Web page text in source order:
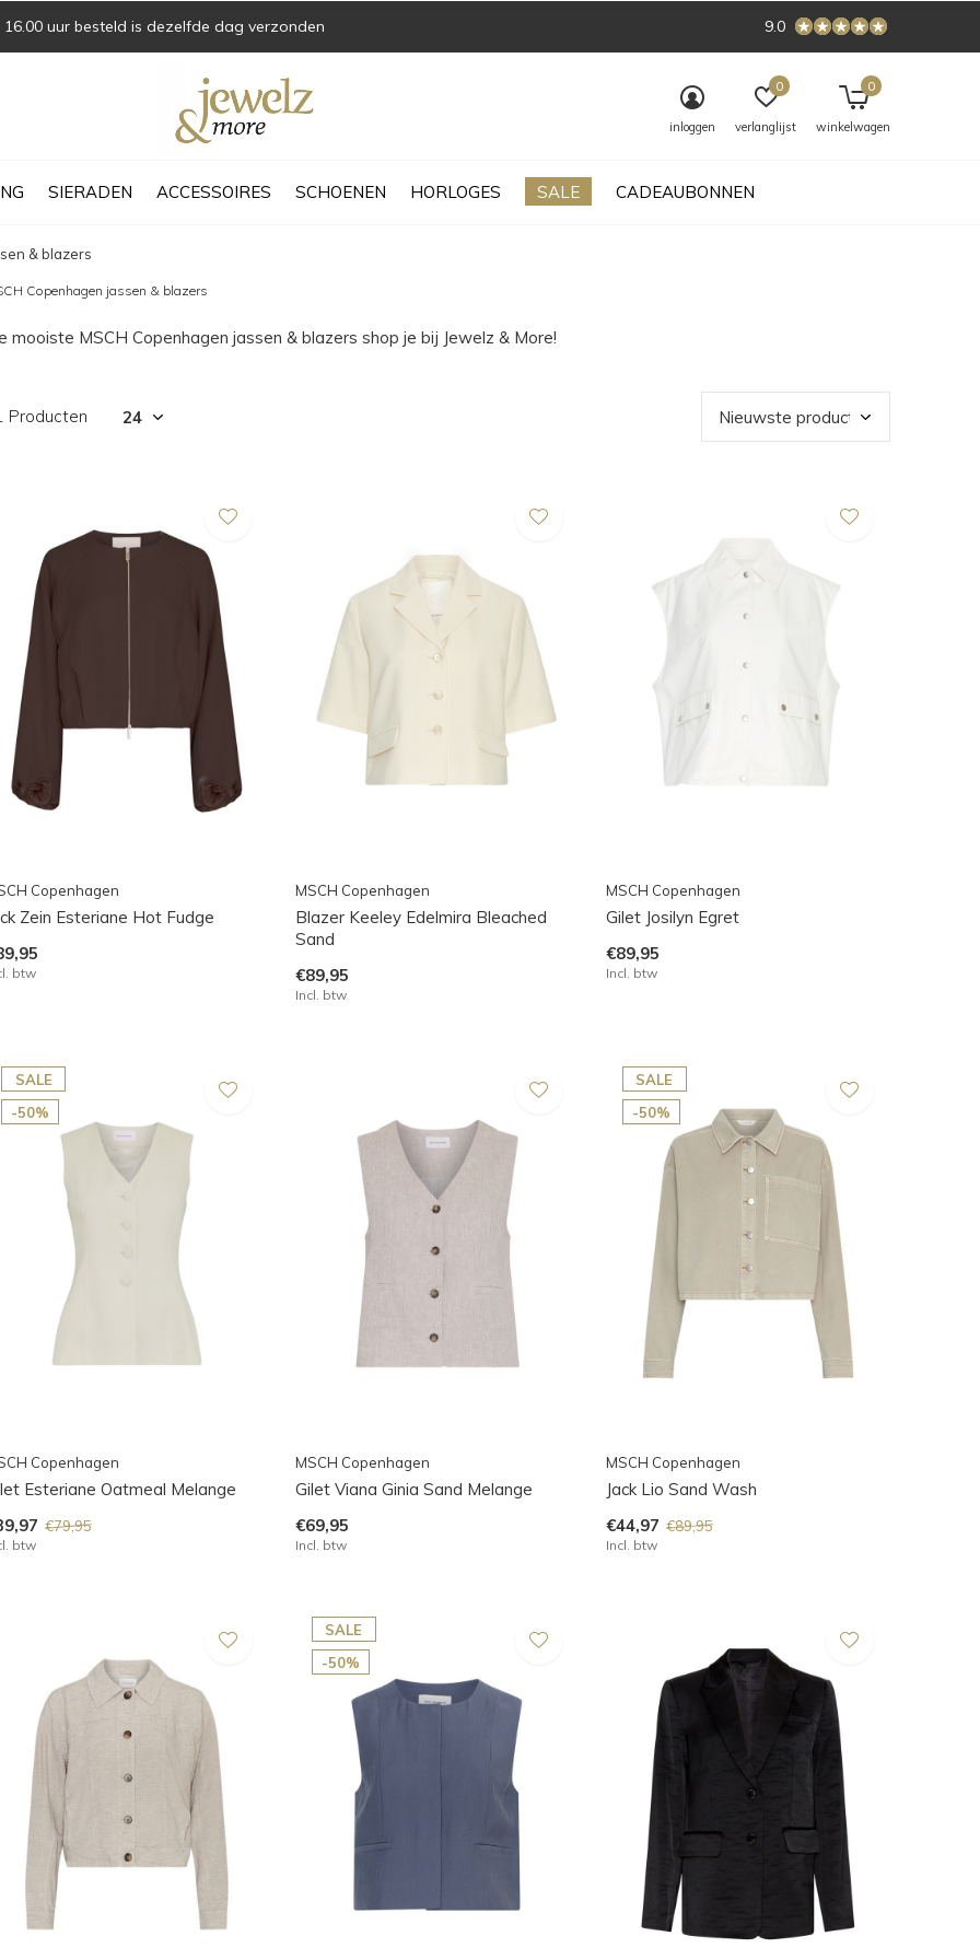
SIERADEN ACCESSOIRES SCHOENEN HORLOGES SALE CADEAUBONNEN
inloggen verlanglijst
0
winkelwagen
0
uur besteld is dezelfde dag verzonden 9.0
& blazers
Copenhagen jassen & blazers
mooiste MSCH Copenhagen jassen & blazers shop je bij Jewelz & More!
Producten
Copenhagen
Zein Esteriane Hot Fudge
btw
MSCH Copenhagen
Blazer Keeley Edelmira Bleached
Sand
€89,95
Incl. btw
MSCH Copenhagen
Gilet Josilyn Egret
€89,95
Incl. btw
SALE
-50%
Copenhagen
Esteriane Oatmeal Melange
€79,95
btw
MSCH Copenhagen
Gilet Viana Ginia Sand Melange
€69,95
Incl. btw
SALE
-50%
MSCH Copenhagen
Jack Lio Sand Wash
€44,97 €89,95
Incl. btw
SALE
-50%